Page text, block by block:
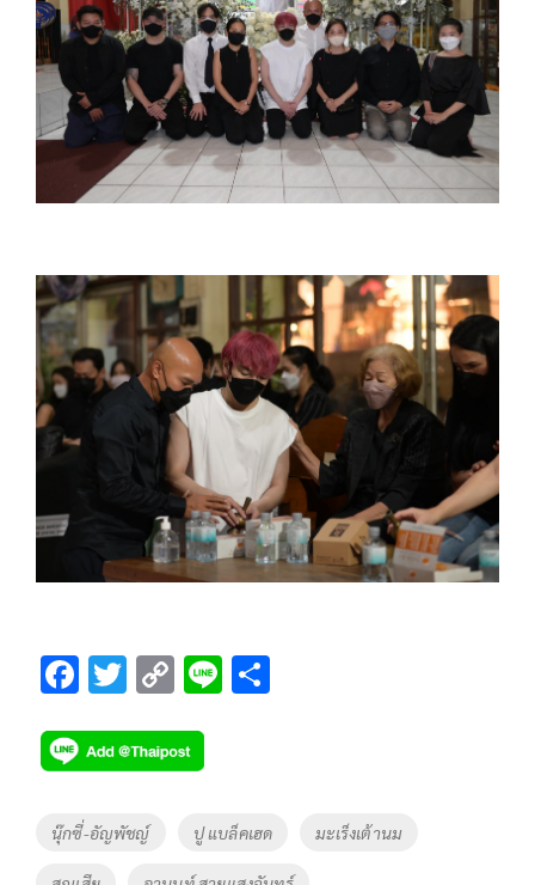
F
e
b
o
o
T
tt
er
C
p
y
Li
n
Li
Tags
นุ๊กซี่-อัญพัชญ์ ปู แบล็คเฮด มะเร็งเต้านม